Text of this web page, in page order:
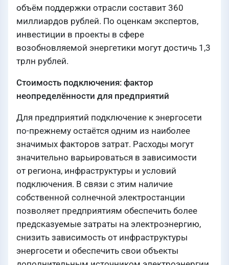
объём поддержки отрасли составит 360
миллиардов рублей. По оценкам экспертов,
инвестиции в проекты в сфере
возобновляемой энергетики могут достичь 1,3
трлн рублей.
Стоимость подключения: фактор
неопределённости для предприятий
Для предприятий подключение к энергосети
по-прежнему остаётся одним из наиболее
значимых факторов затрат. Расходы могут
значительно варьироваться в зависимости
от региона, инфраструктуры и условий
подключения. В связи с этим наличие
собственной солнечной электростанции
позволяет предприятиям обеспечить более
предсказуемые затраты на электроэнергию,
снизить зависимость от инфраструктуры
энергосети и обеспечить свои объекты